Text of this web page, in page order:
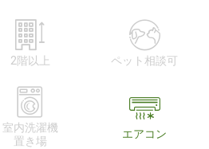
2階以上 ペット相談可
室内洗濯機
置き場
エアコン